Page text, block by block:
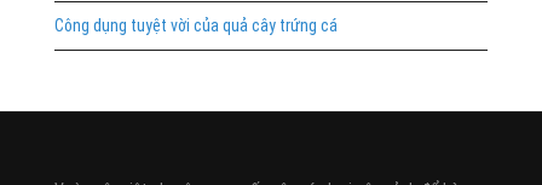
Công dụng tuyệt vời của quả cây trứng cá